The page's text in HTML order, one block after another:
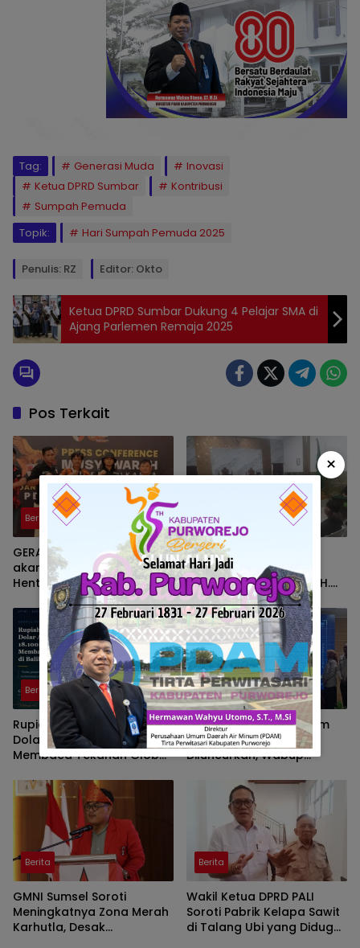
Tag: Generasi Muda
Inovasi
Ketua DPRD Sumbar
Kontribusi
Sumpah Pemuda
Topik:
Hari Sumpah Pemuda 2025
Penulis: RZ Editor: Okto
Ketua DPRD Sumbar Dukung 4 Pelajar SMA di
Ajang Parlemen Remaja 2025
Pos Terkait
Berita
GERAM, Pemuda Pancasila
akan gelar Aksi Damai,
Hentikan Truk Batu Bara
ODOL Lintasi Jalan Umum
Berita
Kedok Proyek Fiktif
Terbongkar, Mantan
Anggota DPRD Sumsel H.
Eddy Rianto Divonis 2
Tahun 3 Bulan, Mangkir
dari Sel Nyatakan Banding
Berita
Rupiah Kian Melemah,
Dolar AS Hampir Rp18.100:
Membaca Tekanan Global
Berita
Program Strategi Sistem
Prioritas Jalan Mantap
Diluncurkan, Wabup
Tujuannya
Berita
GMNI Sumsel Soroti
Meningkatnya Zona Merah
Karhutla, Desak
Berita
Wakil Ketua DPRD PALI
Soroti Pabrik Kelapa Sawit
di Talang Ubi yang Diduga
×